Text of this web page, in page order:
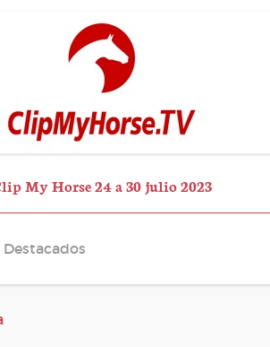
My Horse 24 a 30 julio 2023
Destacados